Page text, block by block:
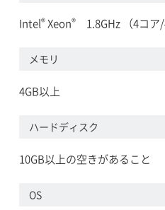
Intel®Xeon®1.8GHz （4コア/
メモリ
4GB以上
ハードディスク
10GB以上の空きがあること
OS